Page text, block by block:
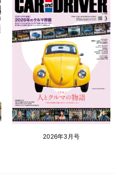
2026年3月号